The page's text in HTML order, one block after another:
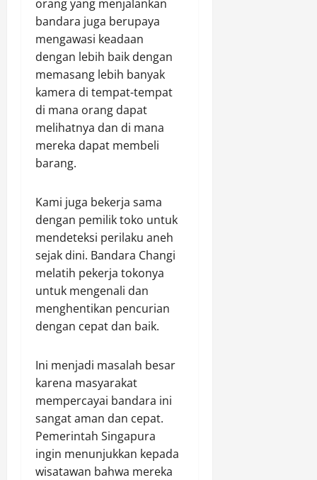
orang yang menjalankan
bandara juga berupaya
mengawasi keadaan
dengan lebih baik dengan
memasang lebih banyak
kamera di tempat-tempat
di mana orang dapat
melihatnya dan di mana
mereka dapat membeli
barang.
Kami juga bekerja sama
dengan pemilik toko untuk
mendeteksi perilaku aneh
sejak dini. Bandara Changi
melatih pekerja tokonya
untuk mengenali dan
menghentikan pencurian
dengan cepat dan baik.
Ini menjadi masalah besar
karena masyarakat
mempercayai bandara ini
sangat aman dan cepat.
Pemerintah Singapura
ingin menunjukkan kepada
wisatawan bahwa mereka